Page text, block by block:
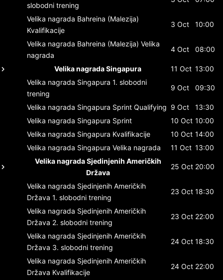
slobodni trening
Velika nagrada Bahreina (Malezija)
Kvalifikacije
3 Oct 10:00
Velika nagrada Bahreina (Malezija) Velika
nagrada
4 Oct 08:00
Velika nagrada Singapura 11 Oct 13:00
Velika nagrada Singapura 1. slobodni
trening
9 Oct 09:30
Velika nagrada Singapura Sprint Qualifying 9 Oct
13:30
Velika nagrada Singapura Sprint 10 Oct 10:00
Velika nagrada Singapura Kvalifikacije 10 Oct 14:00
Velika nagrada Singapura Velika nagrada 11 Oct 13:00
Velika nagrada Sjedinjenih Američkih
Država
25 Oct 20:00
Velika nagrada Sjedinjenih Američkih
Država 1. slobodni trening
23 Oct 18:30
Velika nagrada Sjedinjenih Američkih
Država 2. slobodni trening
23 Oct 22:00
Velika nagrada Sjedinjenih Američkih
Država 3. slobodni trening
24 Oct 18:30
Velika nagrada Sjedinjenih Američkih
Država Kvalifikacije
24 Oct 22:00